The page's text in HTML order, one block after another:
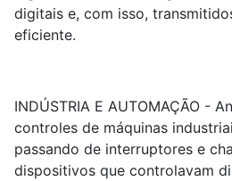
digitais e, com isso,
eficiente.
INDÚSTRIA E AUTOMAÇÃO -
controles de máquinas
passando de interruptores e
dispositivos que controlavam